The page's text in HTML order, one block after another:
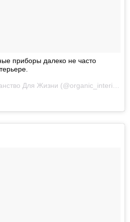
приборы далеко не часто
A photo posted by Пространство Для Жизни (@organic_interior) on